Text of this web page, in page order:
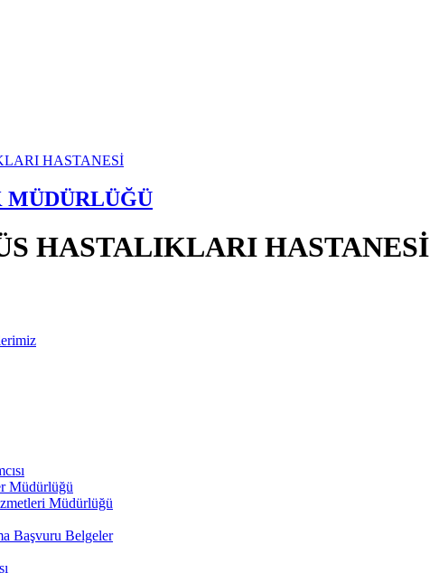
HASTALIKLARI HASTANESİ
Müdürlüğü
Müdürlüğü
Başvuru Belgeler